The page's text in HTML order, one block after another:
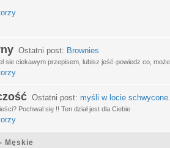
Ostatni post: Brownies
sie ciekawym przepisem, lubisz jeść-powiedz co,
Ostatni post: myśli w locie
Pochwal się !! Ten dział jest dla Ciebie
Męskie